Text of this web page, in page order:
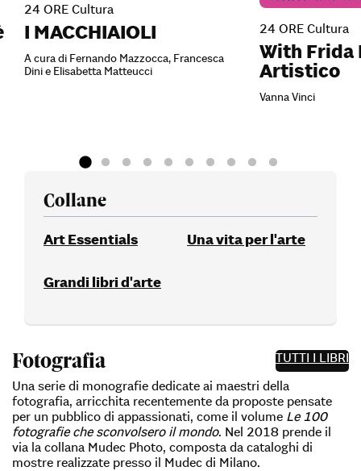
24 ORE Cultura
I MACCHIAIOLI
A cura di Fernando Mazzocca, Francesca
Dini e Elisabetta Matteucci
24 ORE Cultura
With Frida
Artistico
Vanna Vinci
Collane
Art Essentials Una vita per l'arte
Grandi libri d'arte
Fotografia
TUTTI I LIBRI
Una serie di monografie dedicate ai maestri della
fotografia, arricchita recentemente da proposte pensate
per un pubblico di appassionati, come il volume Le 100
fotografie che sconvolsero il mondo. Nel 2018 prende il
via la collana Mudec Photo, composta da cataloghi di
mostre realizzate presso il Mudec di Milano.